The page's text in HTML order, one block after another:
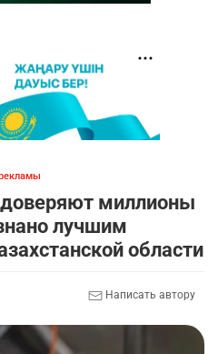
миллионы
лучшим
области
Написать автору